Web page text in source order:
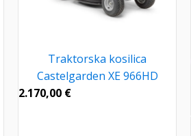
Traktorska kosilica
Castelgarden XE 966HD
2.170,00 €